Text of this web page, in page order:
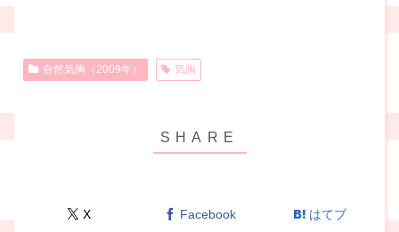
自然気胸（2009年） 気胸
X Facebook はてブ